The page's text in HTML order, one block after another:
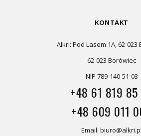
KONTAKT
Alkri: Pod Lasem 1A, 62-023
62-023 Borówiec
NIP 789-140-51-03
+48 61 819
+48 609 011
Email: biuro@alkri.pl